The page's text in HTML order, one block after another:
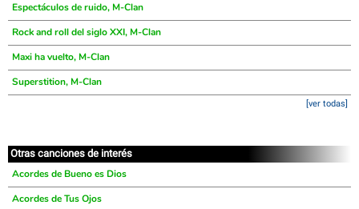
Espectáculos de ruido, M-Clan
Rock and roll del siglo XXI, M-Clan
Maxi ha vuelto, M-Clan
Superstition, M-Clan
[ver todas]
Otras canciones de interés
Acordes de Bueno es Dios
Acordes de Tus Ojos